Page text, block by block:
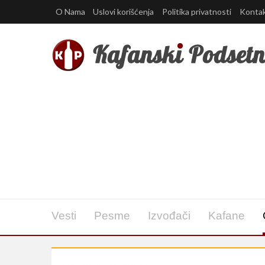
O Nama Uslovi korišćenja Politika privatnosti
Vesti Pesme Izvođači Kafane